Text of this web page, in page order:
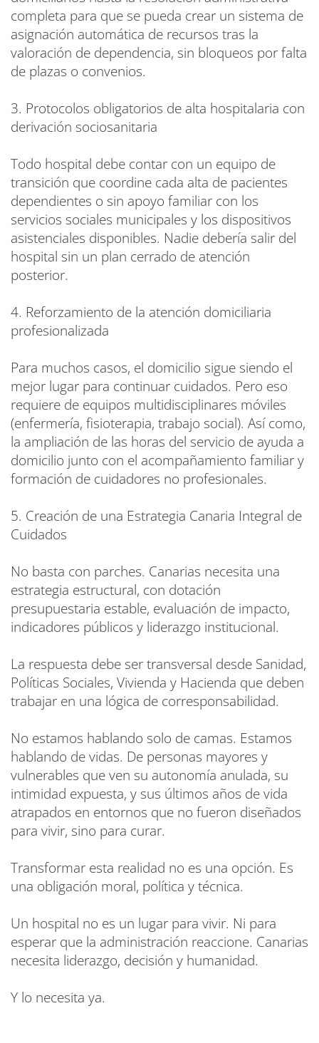
completa para que se pueda crear un sistema de
asignación automática de recursos tras la
valoración de dependencia, sin bloqueos por falta
de plazas o convenios.
3. Protocolos obligatorios de alta hospitalaria con
derivación sociosanitaria
Todo hospital debe contar con un equipo de
transición que coordine cada alta de pacientes
dependientes o sin apoyo familiar con los
servicios sociales municipales y los dispositivos
asistenciales disponibles. Nadie debería salir del
hospital sin un plan cerrado de atención
posterior.
4. Reforzamiento de la atención domiciliaria
profesionalizada
Para muchos casos, el domicilio sigue siendo el
mejor lugar para continuar cuidados. Pero eso
requiere de equipos multidisciplinares móviles
(enfermería, fisioterapia, trabajo social). Así como,
la ampliación de las horas del servicio de ayuda a
domicilio junto con el acompañamiento familiar y
formación de cuidadores no profesionales.
5. Creación de una Estrategia Canaria Integral de
Cuidados
No basta con parches. Canarias necesita una
estrategia estructural, con dotación
presupuestaria estable, evaluación de impacto,
indicadores públicos y liderazgo institucional.
La respuesta debe ser transversal desde Sanidad,
Políticas Sociales, Vivienda y Hacienda que deben
trabajar en una lógica de corresponsabilidad.
No estamos hablando solo de camas. Estamos
hablando de vidas. De personas mayores y
vulnerables que ven su autonomía anulada, su
intimidad expuesta, y sus últimos años de vida
atrapados en entornos que no fueron diseñados
para vivir, sino para curar.
Transformar esta realidad no es una opción. Es
una obligación moral, política y técnica.
Un hospital no es un lugar para vivir. Ni para
esperar que la administración reaccione. Canarias
necesita liderazgo, decisión y humanidad.
Y lo necesita ya.